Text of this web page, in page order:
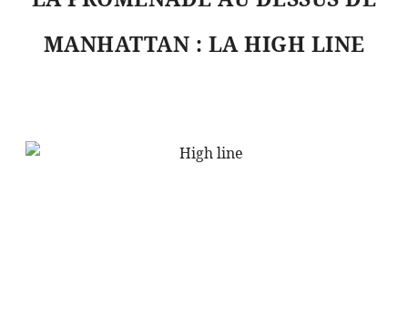
MANHATTAN : LA HIGH LINE